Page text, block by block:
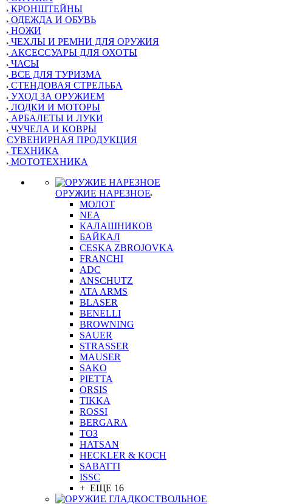
КРОНШТЕЙНЫ
ОДЕЖДА И ОБУВЬ
НОЖИ
ЧЕХЛЫ И РЕМНИ ДЛЯ ОРУЖИЯ
АКСЕССУАРЫ ДЛЯ ОХОТЫ
ЧАСЫ
ВСЕ ДЛЯ ТУРИЗМА
СТЕНДОВАЯ СТРЕЛЬБА
УХОД ЗА ОРУЖИЕМ
ЛОДКИ И МОТОРЫ
АРБАЛЕТЫ И ЛУКИ
ЧУЧЕЛА И КОВРЫ
СУВЕНИРНАЯ ПРОДУКЦИЯ
ТЕХНИКА
МОТОТЕХНИКА
ОРУЖИЕ НАРЕЗНОЕ
МОЛОТ
NEA
КАЛАШНИКОВ
БАЙКАЛ
CESKA ZBROJOVKA
FRANCHI
ADC
ANSCHUTZ
ATA ARMS
BLASER
BENELLI
BROWNING
SAUER
STRASSER
MAUSER
SAKO
PIETTA
ORSIS
TIKKA
ROSSI
BERGARA
ТОЗ
HATSAN
HECKLER & KOCH
SABATTI
ISSC
+ ЕЩЕ 16